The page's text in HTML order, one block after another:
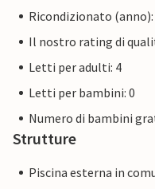
Ricondizionato (anno):
Il nostro rating di
Letti per adulti: 4
Letti per bambini: 0
Numero di bambini
Strutture
Piscina esterna in